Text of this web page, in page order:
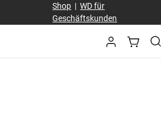
Shop |WD für
Geschäftskunden